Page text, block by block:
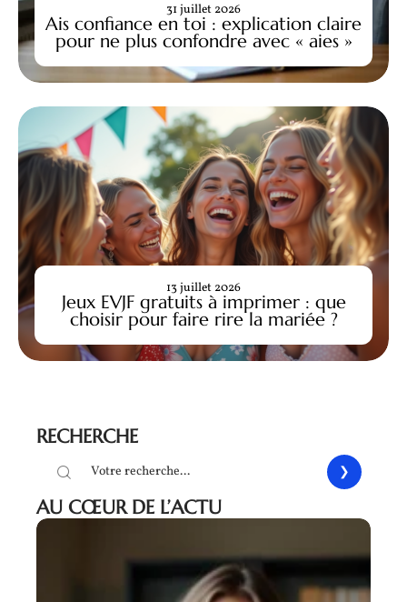
Ais confiance en toi : explication claire
pour ne plus confondre avec « aies »
31 juillet 2026
Jeux EVJF gratuits à imprimer : que
choisir pour faire rire la mariée ?
13 juillet 2026
RECHERCHE
AU CŒUR DE L’ACTU